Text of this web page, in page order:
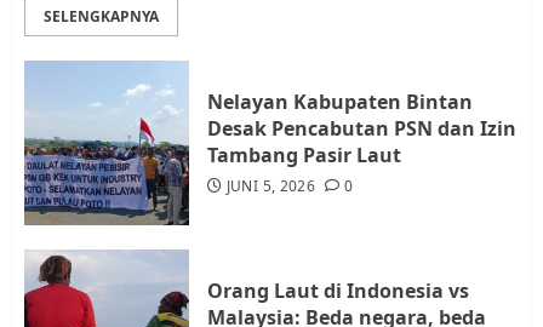
4
Warga Rempang Ajukan
Audiensi dengan Wali Kota
SELENGKAPNYA
Nelayan Kabupaten Bintan
Desak Pencabutan PSN dan Izin
Tambang Pasir Laut
JUNI 5, 2026 0
Orang Laut di Indonesia vs
Malaysia: Beda negara, beda